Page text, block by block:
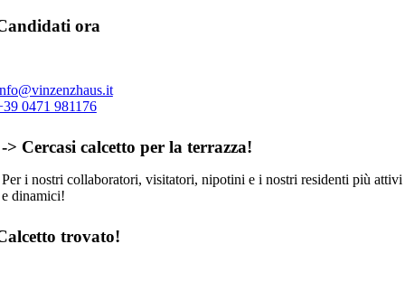
ora
0471 981176
-> Cercasi calcetto per la terrazza!
Per i nostri collaboratori, visitatori, nipotini e i nostri residenti più attivi
e dinamici!
trovato!